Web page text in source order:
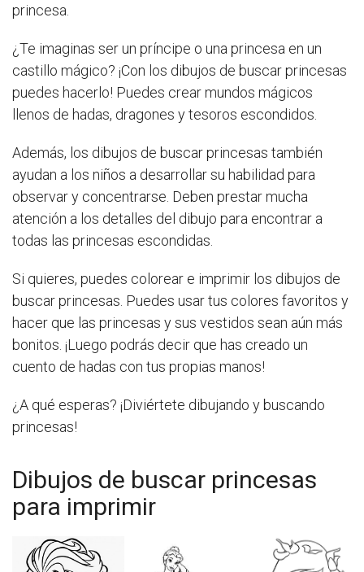
princesa.
¿Te imaginas ser un príncipe o una princesa en un
castillo mágico? ¡Con los dibujos de buscar princesas
puedes hacerlo! Puedes crear mundos mágicos
llenos de hadas, dragones y tesoros escondidos.
Además, los dibujos de buscar princesas también
ayudan a los niños a desarrollar su habilidad para
observar y concentrarse. Deben prestar mucha
atención a los detalles del dibujo para encontrar a
todas las princesas escondidas.
Si quieres, puedes colorear e imprimir los dibujos de
buscar princesas. Puedes usar tus colores favoritos y
hacer que las princesas y sus vestidos sean aún más
bonitos. ¡Luego podrás decir que has creado un
cuento de hadas con tus propias manos!
¿A qué esperas? ¡Diviértete dibujando y buscando
princesas!
Dibujos de buscar princesas
para imprimir